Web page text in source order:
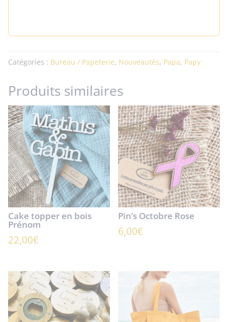
Catégories : Bureau / Papeterie, Nouveautés, Papa, Papy
Produits similaires
Cake topper en bois
Prénom
22,00€
Pin’s Octobre Rose
6,00€